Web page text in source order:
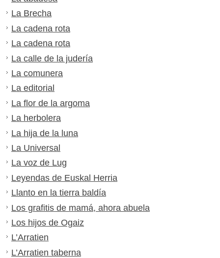
La Brecha
La cadena rota
La cadena rota
La calle de la judería
La comunera
La editorial
La flor de la argoma
La herbolera
La hija de la luna
La Universal
La voz de Lug
Leyendas de Euskal Herria
Llanto en la tierra baldía
Los grafitis de mamá, ahora abuela
Los hijos de Ogaiz
L’Arratien
L’Arratien taberna